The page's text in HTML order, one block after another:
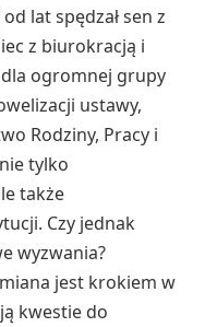
lat spędzał sen z
z biurokracją i
ogromnej grupy
ustawy,
Rodziny, Pracy i
tylko
także
Czy jednak
wyzwania?
jest krokiem w
kwestie do